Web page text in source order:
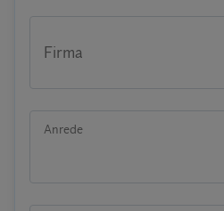
Firma
Anrede